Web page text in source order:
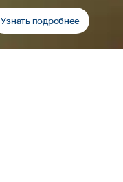
Узнать подробнее